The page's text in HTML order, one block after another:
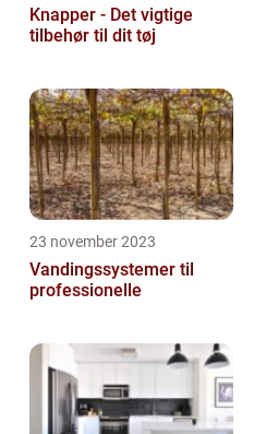
Knapper - Det vigtige
tilbehør til dit tøj
23 november 2023
Vandingssystemer til
professionelle